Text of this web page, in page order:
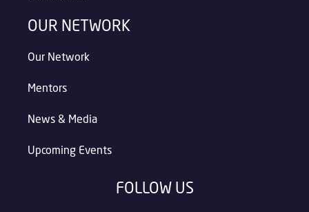
OUR NETWORK
Our Network
Mentors
News & Media
Upcoming Events
FOLLOW US